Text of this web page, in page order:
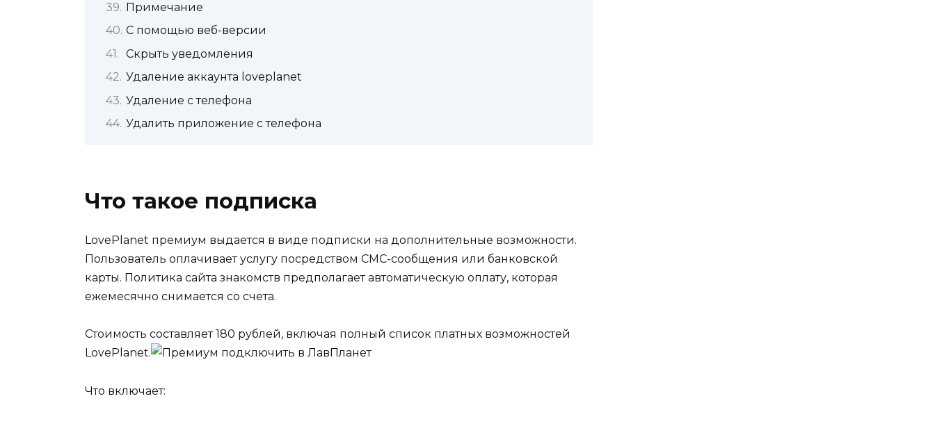
Примечание
С помощью веб-версии
Скрыть уведомления
Удаление аккаунта loveplanet
Удаление с телефона
Удалить приложение с телефона
Что такое подписка
LovePlanet премиум выдается в виде подписки на дополнительные возможности.
Пользователь оплачивает услугу посредством СМС-сообщения или банковской
карты. Политика сайта знакомств предполагает автоматическую оплату, которая
ежемесячно снимается со счета.
Стоимость составляет180 рублей, включая полный список платных возможностей
LovePlanet.
Что включает: